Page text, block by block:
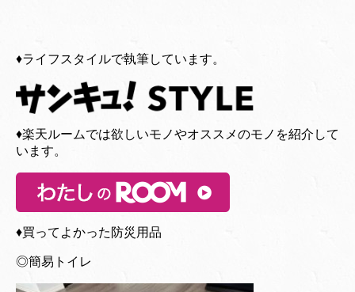
♦︎ライフスタイルで執筆しています。
♦︎楽天ルームでは欲しいモノやオススメのモノを紹介して
います。
♦︎買ってよかった防災用品
◎簡易トイレ